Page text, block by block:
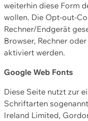
weiterhin diese Form
wollen. Die Opt-out-
Rechner/Endgerät
Browser, Rechner
aktiviert werden.
Google Web Fonts
Diese Seite nutzt zur
Schriftarten
Ireland Limited,